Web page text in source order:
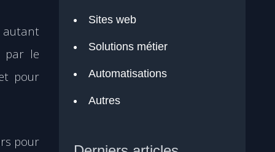
par le
pour
pour
Sites web
Solutions métier
Automatisations
Autres